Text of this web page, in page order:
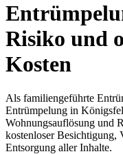
Risiko und
Kosten
Als familiengeführte
Entrümpelung in
Wohnungsauflösung und
kostenloser Besichtigung,
Entsorgung aller Inhalte.